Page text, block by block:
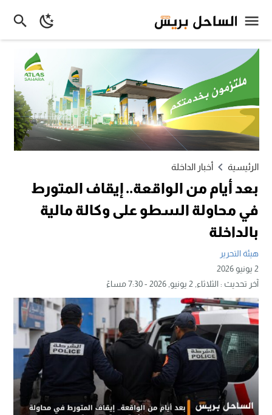
الرئيسية أخبار الداخلة
بعد أيام من الواقعة.. إيقاف المتورط
في محاولة السطو على وكالة مالية
بالداخلة
هيئة التحرير
2 يونيو 2026
آخر تحديث :الثلاثاء, 2 يونيو, 2026 - 7:30 مساءً